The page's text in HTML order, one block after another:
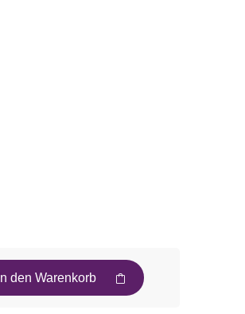
In den Warenkorb